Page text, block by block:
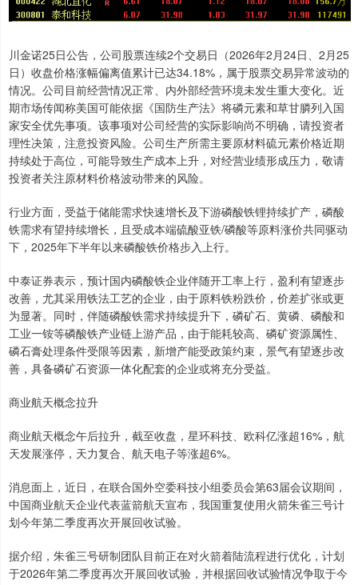
川金诺25日公告，公司股票连续2个交易日（2026年2月24日、2月25
日）收盘价格涨幅偏离值累计已达34.18%，属于股票交易异常波动的
情况。公司目前经营情况正常、内外部经营环境未发生重大变化。近
期市场传闻称美国可能依据《国防生产法》将磷元素和草甘膦列入国
家安全优先事项。该事项对公司经营的实际影响尚不明确，请投资者
理性决策，注意投资风险。公司生产所需主要原材料硫元素价格近期
持续处于高位，可能导致生产成本上升，对经营业绩形成压力，敬请
投资者关注原材料价格波动带来的风险。
行业方面，受益于储能需求快速增长及下游磷酸铁锂持续扩产，磷酸
铁需求有望持续增长，且受成本端硫酸亚铁/磷酸等原料涨价共同驱动
下，2025年下半年以来磷酸铁价格步入上行。
中泰证券表示，预计国内磷酸铁企业伴随开工率上行，盈利有望逐步
改善，尤其采用铁法工艺的企业，由于原料铁粉跌价，价差扩张或更
为显著。同时，伴随磷酸铁需求持续提升下，磷矿石、黄磷、磷酸和
工业一铵等磷酸铁产业链上游产品，由于能耗较高、磷矿资源属性、
磷石膏处理条件受限等因素，新增产能受政策约束，景气有望逐步改
善，具备磷矿石资源一体化配套的企业或将充分受益。
商业航天概念拉升
商业航天概念午后拉升，截至收盘，星环科技、欧科亿涨超16%，航
天发展涨停，天力复合、航天电子等涨超6%。
消息面上，近日，在联合国外空委科技小组委员会第63届会议期间，
中国商业航天企业代表蓝箭航天宣布，我国重复使用火箭朱雀三号计
划今年第二季度再次开展回收试验。
据介绍，朱雀三号研制团队目前正在对火箭着陆流程进行优化，计划
于2026年第二季度再次开展回收试验，并根据回收试验情况争取于今